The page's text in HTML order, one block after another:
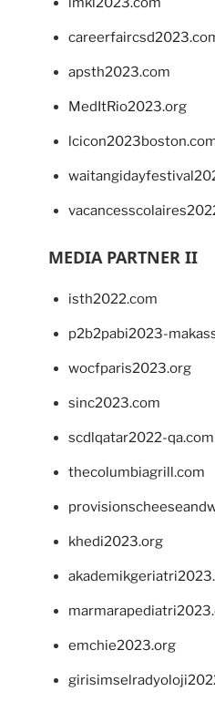
apsth2023.com
MedItRio2023.org
MEDIA PARTNER II
isth2022.com
p2b2pabi2023-
wocfparis2023.org
sinc2023.com
scdlqatar2022-qa.com
thecolumbiagrill.com
khedi2023.org
emchie2023.org